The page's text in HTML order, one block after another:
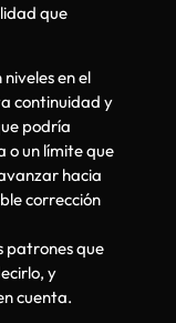
que
en el
continuidad y
podría
o un límite que
hacia
corrección
patrones que
y
cuenta.